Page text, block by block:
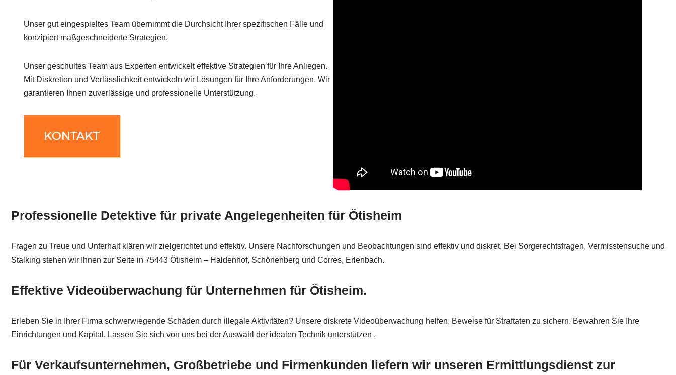
Unser gut eingespieltes Team übernimmt die Durchsicht Ihrer spezifischen Fälle und
konzipiert maßgeschneiderte Strategien.
Unser geschultes Team aus Experten entwickelt effektive Strategien für Ihre Anliegen.
Mit Diskretion und Verlässlichkeit entwickeln wir Lösungen für Ihre Anforderungen. Wir
garantieren Ihnen zuverlässige und professionelle Unterstützung.
Professionelle Detektive für private Angelegenheiten für Ötisheim
Fragen zu Treue und Unterhalt klären wir zielgerichtet und effektiv. Unsere Nachforschungen und Beobachtungen sind effektiv und diskret. Bei Sorgerechtsfragen, Vermisstensuche und
Stalking stehen wir Ihnen zur Seite in 75443 Ötisheim – Haldenhof, Schönenberg und Corres, Erlenbach.
Effektive Videoüberwachung für Unternehmen für Ötisheim.
Erleben Sie in Ihrer Firma schwerwiegende Schäden durch illegale Aktivitäten? Unsere diskrete Videoüberwachung helfen, Beweise für Straftaten zu sichern. Bewahren Sie Ihre
Einrichtungen und Kapital. Lassen Sie sich von uns bei der Auswahl der idealen Technik unterstützen .
Für Verkaufsunternehmen, Großbetriebe und Firmenkunden liefern wir unseren Ermittlungsdienst zur